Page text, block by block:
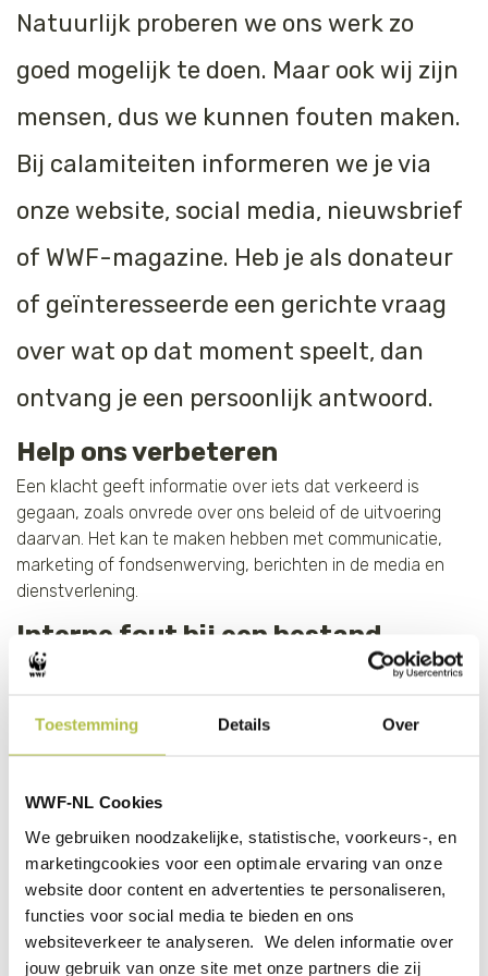
Toestemming Details Over
WWF-NL Cookies
We gebruiken noodzakelijke, statistische, voorkeurs-, en
marketingcookies voor een optimale ervaring van onze
website door content en advertenties te personaliseren,
functies voor social media te bieden en ons
websiteverkeer te analyseren. We delen informatie over
jouw gebruik van onze site met onze partners die zij
Natuurlijk proberen we ons werk zo
goed mogelijk te doen. Maar ook wij zijn
mensen, dus we kunnen fouten maken.
Bij calamiteiten informeren we je via
onze website, social media, nieuwsbrief
of WWF-magazine. Heb je als donateur
of geïnteresseerde een gerichte vraag
over wat op dat moment speelt, dan
ontvang je een persoonlijk antwoord.
Help ons verbeteren
Een klacht geeft informatie over iets dat verkeerd is
gegaan, zoals onvrede over ons beleid of de uitvoering
daarvan. Het kan te maken hebben met communicatie,
marketing of fondsenwerving, berichten in de media en
dienstverlening.
Interne fout bij een bestand
Is er door een intern veroorzaakte fout bij een bestand van
betreffende donateurs met excuus en oplossing.
Van fouten kun je leren
Een klacht zien we als kans om onze werkwijze of
communicatie richting donateurs of geïnteresseerden te
verbeteren. Je neemt de moeite om informatie met ons te
delen en kunt er dan ook op vertrouwen dat we daarmee
aan de slag gaan. Wil je meer weten over onze welke